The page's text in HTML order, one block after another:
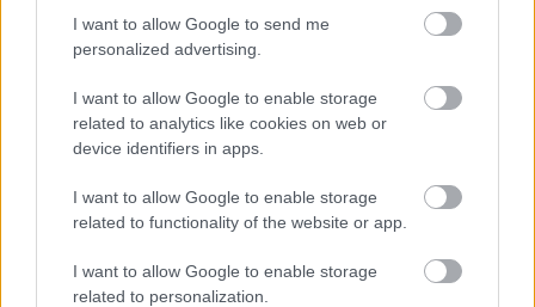
I want to allow Google to send me
personalized advertising.
I want to allow Google to enable storage
related to analytics like cookies on web or
device identifiers in apps.
I want to allow Google to enable storage
related to functionality of the website or app.
I want to allow Google to enable storage
related to personalization.
autópálya útépítés M1-es autópálya Bicske
csomópont építése
Tizenegy meglévő csomópontot korszerűsít és négy új,
különszintű csomópontot hoz létre az MKIF az M1-es
bővítésénél.